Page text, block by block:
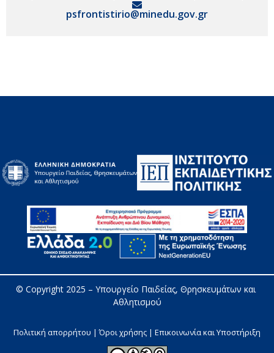
psfrontistirio@minedu.gov.gr
© Copyright 2025 – Υπουργείο Παιδείας, Θρησκευμάτων και
Αθλητισμού
Πολιτική απορρήτου | Όροι χρήσης | Επικοινωνία και Υποστήριξη